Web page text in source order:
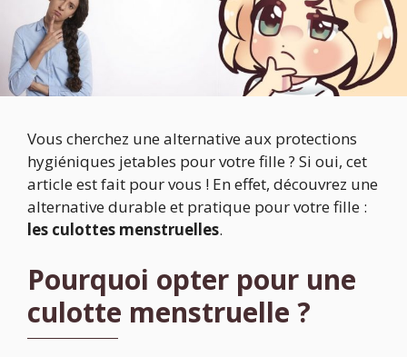
Vous cherchez une alternative aux protections
hygiéniques jetables pour votre fille ? Si oui, cet
article est fait pour vous ! En effet, découvrez une
alternative durable et pratique pour votre fille :
les culottes menstruelles.
Pourquoi opter pour une
culotte menstruelle ?